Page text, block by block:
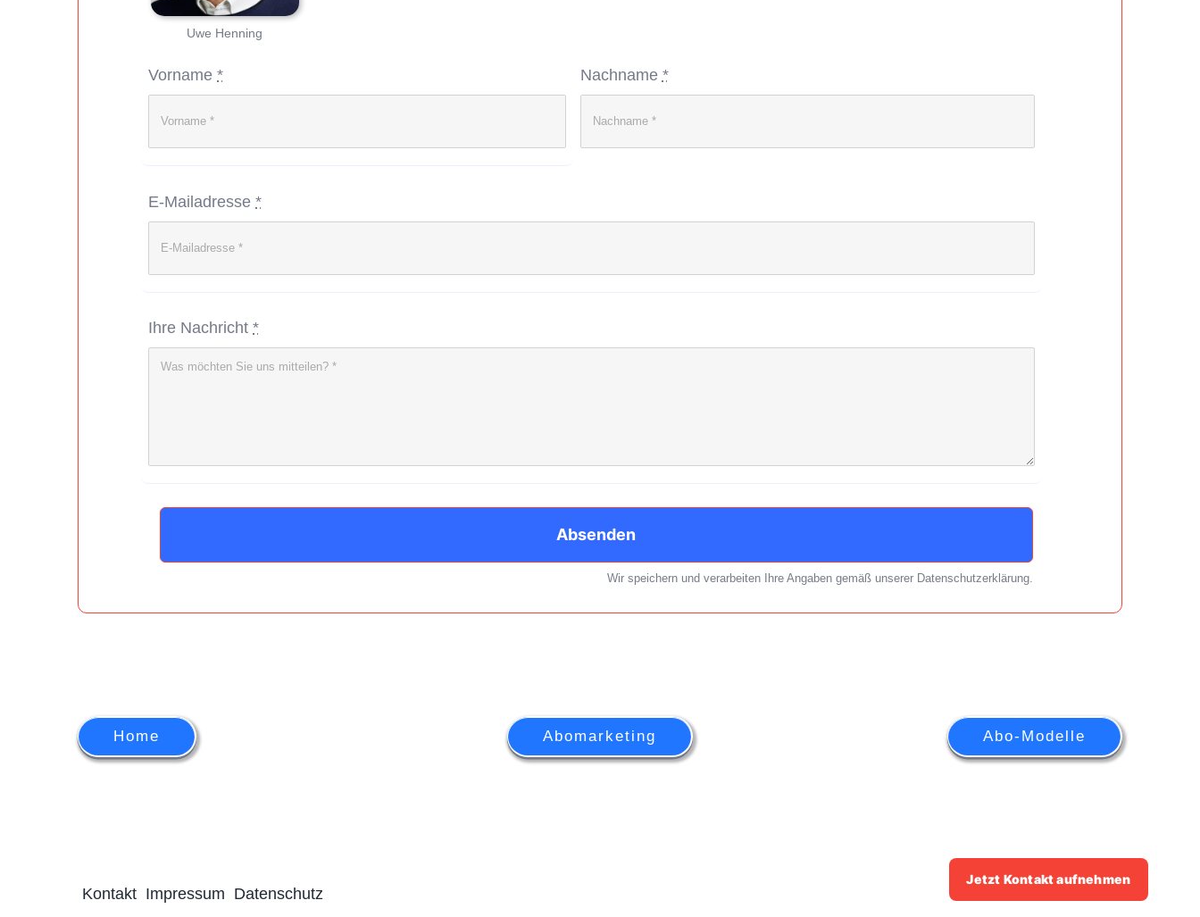
Uwe Henning
Vorname* Nachname *
E-Mailadresse*
Ihre Nachricht*
Absenden
Wir speichern und verarbeiten Ihre Angaben gemäß unserer Datenschutzerklärung.
Home Abomarketing Abo-Modelle
Kontakt Impressum Datenschutz
Jetzt Kontakt aufnehmen